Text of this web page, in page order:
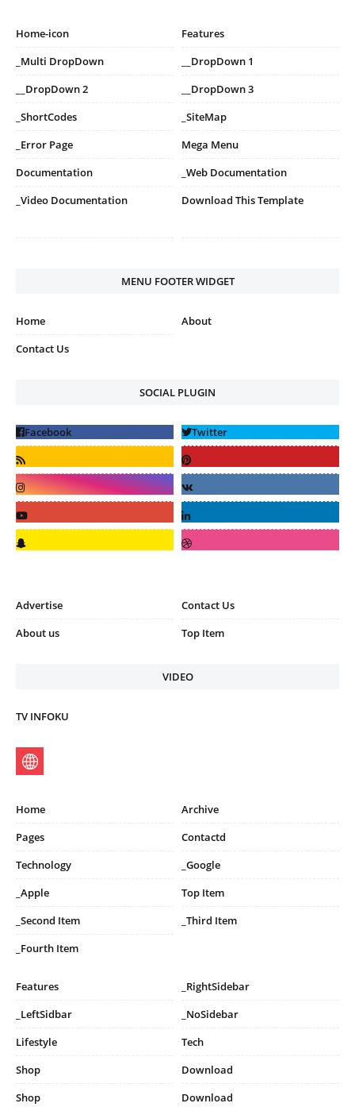
Home-icon
Features
_Multi DropDown
__DropDown 1
__DropDown 2
__DropDown 3
_ShortCodes
_SiteMap
_Error Page
Mega Menu
Documentation
_Web Documentation
_Video Documentation
Download This Template
MENU FOOTER WIDGET
Home
About
Contact Us
SOCIAL PLUGIN
Advertise
Contact Us
About us
Top Item
VIDEO
TV INFOKU
Home
Archive
Pages
Contactd
Technology
_Google
_Apple
Top Item
_Second Item
_Third Item
_Fourth Item
Features
_RightSidebar
_LeftSidbar
_NoSidebar
Lifestyle
Tech
Shop
Download
Shop
Download